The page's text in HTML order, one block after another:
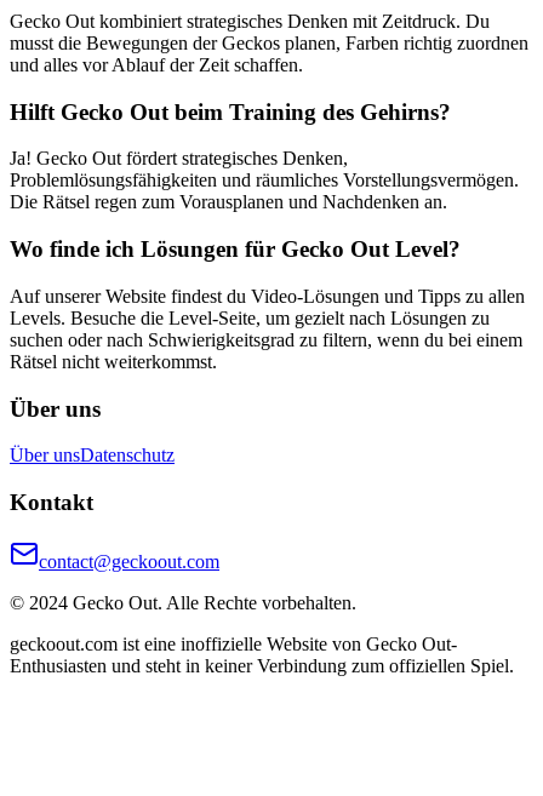
Gecko Out kombiniert strategisches Denken mit Zeitdruck. Du
musst die Bewegungen der Geckos planen, Farben richtig zuordnen
und alles vor Ablauf der Zeit schaffen.
Hilft Gecko Out beim Training des Gehirns?
Ja! Gecko Out fördert strategisches Denken,
Problemlösungsfähigkeiten und räumliches Vorstellungsvermögen.
Die Rätsel regen zum Vorausplanen und Nachdenken an.
Wo finde ich Lösungen für Gecko Out Level?
Auf unserer Website findest du Video-Lösungen und Tipps zu allen
Levels. Besuche die Level-Seite, um gezielt nach Lösungen zu
suchen oder nach Schwierigkeitsgrad zu filtern, wenn du bei einem
Rätsel nicht weiterkommst.
Über uns
Über unsDatenschutz
Kontakt
contact@geckoout.com
© 2024 Gecko Out. Alle Rechte vorbehalten.
geckoout.com ist eine inoffizielle Website von Gecko Out-
Enthusiasten und steht in keiner Verbindung zum offiziellen Spiel.